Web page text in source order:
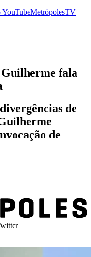
YouTubeMetrópolesTV
fala
de
de